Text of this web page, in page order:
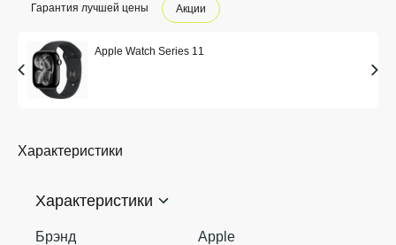
Гарантия лучшей цены Акции
Apple Watch Series 11
Характеристики
Характеристики
Брэнд
Apple